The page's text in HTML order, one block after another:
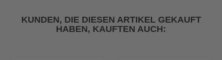
KUNDEN, DIE DIESEN ARTIKEL GEKAUFT
HABEN, KAUFTEN AUCH: